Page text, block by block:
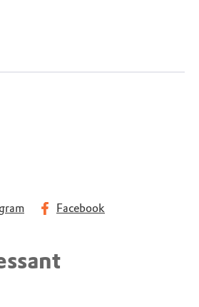
Facebook